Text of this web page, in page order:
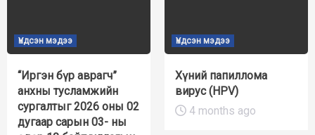
Үндсэн мэдээ
“Иргэн бүр аврагч”
анхны тусламжийн
сургалтыг 2026 оны 02
дугаар сарын 03- ны
Үндсэн мэдээ
Хүний папиллома
вирус (HPV)
4 months ago